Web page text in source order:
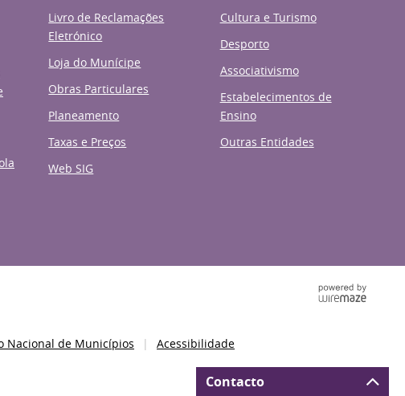
Livro de Reclamações
Eletrónico
Loja do Munícipe
Obras Particulares
Planeamento
Taxas e Preços
Web SIG
Cultura e Turismo
Desporto
Associativismo
Estabelecimentos de
Ensino
Outras Entidades
Nacional de Municípios Acessibilidade
Contacto